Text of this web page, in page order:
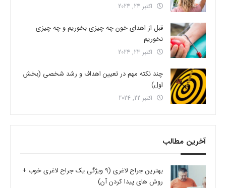
اکتبر 24, 2024
قبل از اهدای خون چه چیزی بخوریم و چه چیزی
نخوریم
اکتبر 23, 2024
چند نکته مهم در تعیین اهداف و رشد شخصی (بخش
اول)
اکتبر 22, 2024
آخرین مطالب
بهترین جراح لاغری (9 ویژگی یک جراح لاغری خوب +
روش های پیدا کردن آن)